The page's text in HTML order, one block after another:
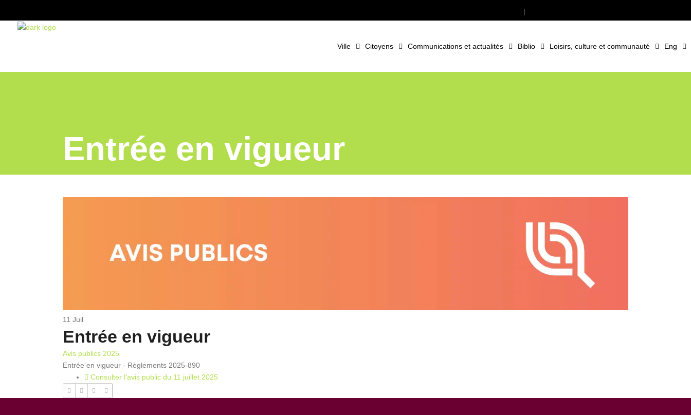
Ville Citoyens Communications et actualités Biblio Loisirs, culture et communauté Eng
Entrée en vigueur
11 Juil
Entrée en vigueur
Avis publics 2025
Entrée en vigueur - Règlements 2025-890
Consulter l'avis public du 11 juillet 2025